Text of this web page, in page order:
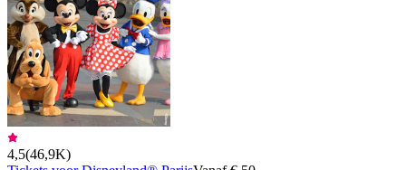
4,5(46,9K)